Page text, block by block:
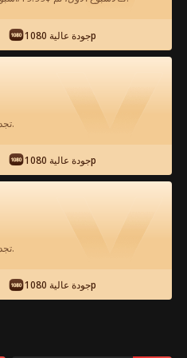
شاهد
الحلقة 37 - في
جودة عالية 1080p
تجديد تلقائي. يمكنك الإلغاء في أي وقت.
جودة عالية 1080p
تجديد تلقائي. يمكنك الإلغاء في أي وقت.
جودة عالية 1080p